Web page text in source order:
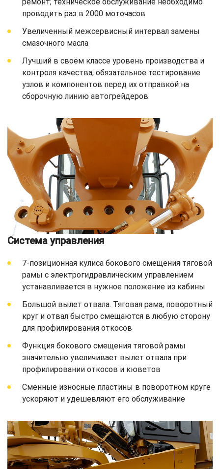
ремонт; техническое обслуживание необходимо
проводить раз в 2000 моточасов
Увеличенный межсервисный интервал замены
смазочного масла
Лучший в своём классе уровень производства и
контроля качества; обязательное тестирование
узлов и компонентов перед их отправкой на
сборочную линию автогрейдеров
Система управления
7-позиционная кулиса бокового смещения тяговой
рамы с электрогидравлическим управлением
устанавливается в нужное положение из кабины
Большой вылет отвала. Тяговая рама, поворотный
круг и отвал быстро смещаются в любую сторону
для профилирования откосов
Функция бокового смещения тяговой рамы
значительно увеличивает вылет отвала при
профилировании откосов и кюветов
Сменные износные пластины в поворотном круге
ускоряют и удешевляют его обслуживание